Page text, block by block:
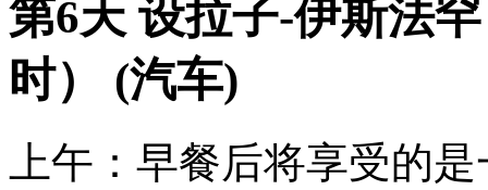
第6天 设拉子-伊斯法
时） (汽车)
上午：早餐后将享受的